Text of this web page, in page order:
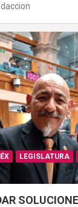
LEGISLATURA